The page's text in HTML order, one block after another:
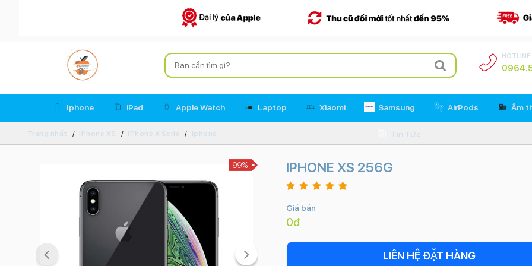
HOTLINE
Iphone iPad Apple Watch Laptop Xiaomi Samsung AirPods Âm
Tin Tức
Trang nhất iPhone XS iPhone X Seria Iphone
99% IPHONE XS 256G
Giá bán
0đ
LIÊN HỆ ĐẶT HÀNG